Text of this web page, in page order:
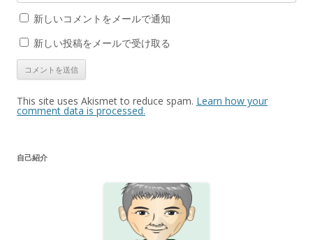
新しいコメントをメールで通知
新しい投稿をメールで受け取る
This site uses Akismet to reduce spam. Learn how your
comment data is processed.
自己紹介